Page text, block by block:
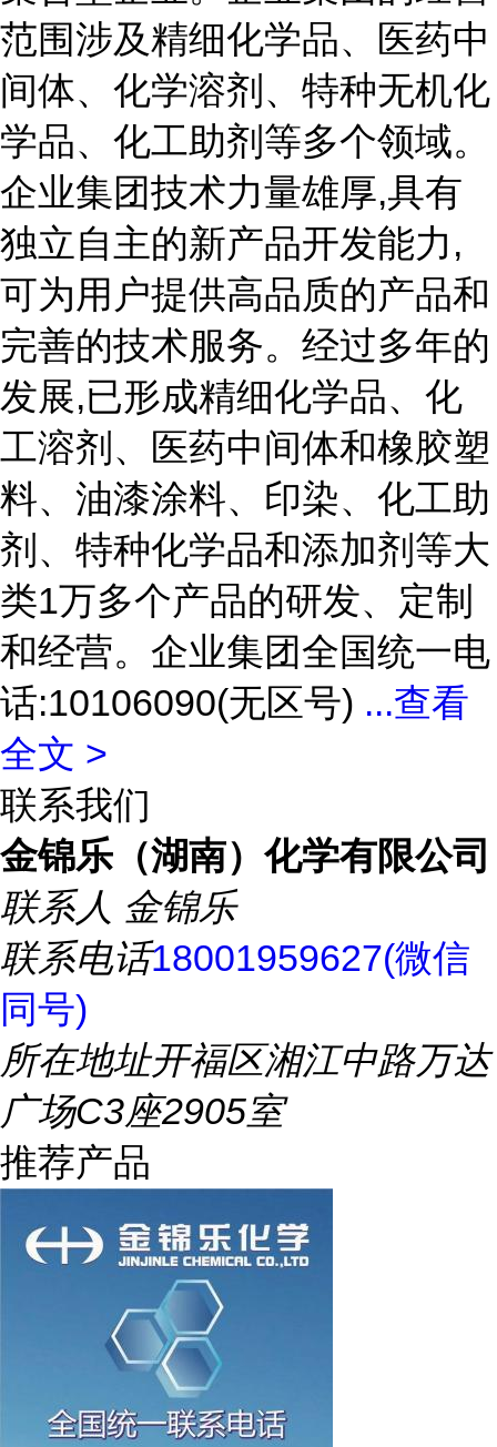
范围涉及精细化学品、医药中
间体、化学溶剂、特种无机化
学品、化工助剂等多个领域。
企业集团技术力量雄厚,具有
独立自主的新产品开发能力,
可为用户提供高品质的产品和
完善的技术服务。经过多年的
发展,已形成精细化学品、化
工溶剂、医药中间体和橡胶塑
料、油漆涂料、印染、化工助
剂、特种化学品和添加剂等大
类1万多个产品的研发、定制
和经营。企业集团全国统一电
话:10106090(无区号) ...查看
全文 >
联系我们
金锦乐（湖南）化学有限公司
联系人 金锦乐
联系电话18001959627(微信
同号)
所在地址开福区湘江中路万达
广场C3座2905室
推荐产品